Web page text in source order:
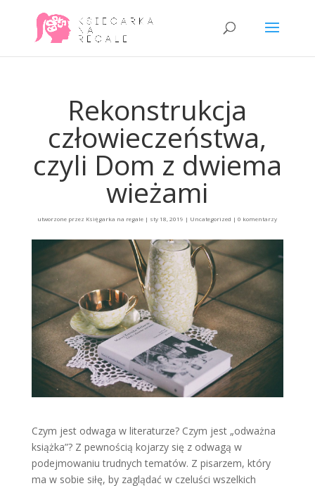
Rekonstrukcja
człowieczeństwa,
czyli Dom z dwiema
wieżami
utworzone przez Księgarka na regale | sty 18, 2019 | Uncategorized |0 komentarzy
Czym jest odwaga w literaturze? Czym jest „odważna
książka”? Z pewnością kojarzy się z odwagą w
podejmowaniu trudnych tematów. Z pisarzem, który
ma w sobie siłę, by zaglądać w czeluści wszelkich